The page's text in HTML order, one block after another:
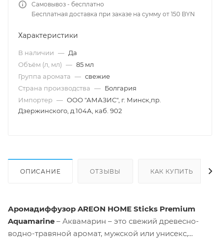
Самовывоз - бесплатно
Бесплатная доставка при заказе на сумму от 150 BYN
Характеристики
В наличии — Да
Объём (л, мл) — 85 мл
Группа аромата — свежие
Страна производства — Болгария
Импортер — ООО "АМАЗИС", г. Минск,пр.
Дзержинского, д.104А, каб. 902
ОПИСАНИЕ ОТЗЫВЫ КАК КУПИТЬ
Аромадиффузор AREON HOME Sticks Premium
Aquamarine – Аквамарин – это свежий древесно-
водно-травяной аромат, мужской или унисекс,